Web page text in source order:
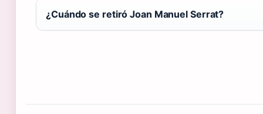
¿Cuándo se retiró Joan Manuel Serrat?